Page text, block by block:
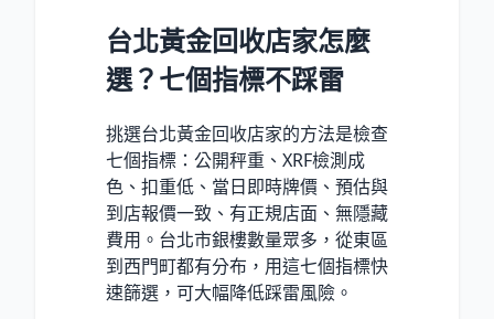
台北黃金回收店家怎麼
選？七個指標不踩雷
挑選台北黃金回收店家的方法是檢查
七個指標：公開秤重、XRF檢測成
色、扣重低、當日即時牌價、預估與
到店報價一致、有正規店面、無隱藏
費用。台北市銀樓數量眾多，從東區
到西門町都有分布，用這七個指標快
速篩選，可大幅降低踩雷風險。